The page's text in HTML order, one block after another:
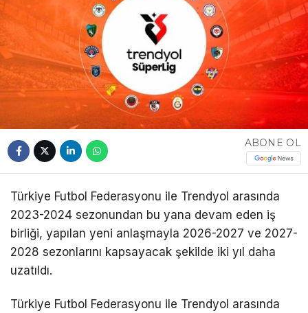
ABONE OL
Türkiye Futbol Federasyonu ile Trendyol arasında
2023-2024 sezonundan bu yana devam eden iş
birliği, yapılan yeni anlaşmayla 2026-2027 ve 2027-
2028 sezonlarını kapsayacak şekilde iki yıl daha
uzatıldı.
Türkiye Futbol Federasyonu ile Trendyol arasında